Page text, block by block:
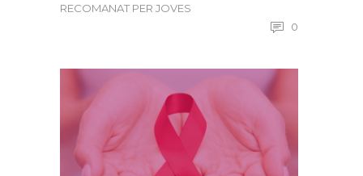
RECOMANAT PER JOVES
0